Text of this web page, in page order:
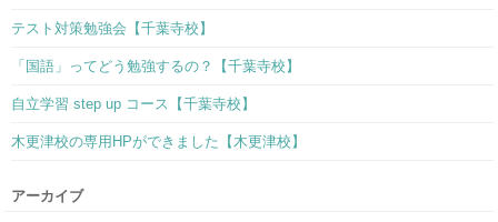
テスト対策勉強会【千葉寺校】
「国語」ってどう勉強するの？【千葉寺校】
自立学習 step up コース【千葉寺校】
木更津校の専用HPができました【木更津校】
アーカイブ